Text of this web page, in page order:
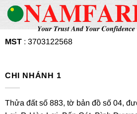
MST: 3703122568
CHI NHÁNH 1
Thửa đất số 883, tờ bản đồ số 04,